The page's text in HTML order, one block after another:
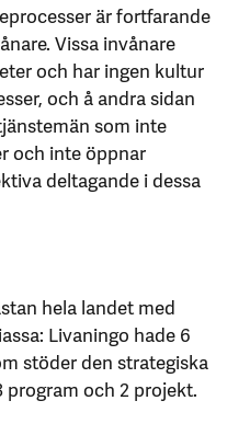
är fortfarande
Vissa invånare
och har ingen kultur
och å andra sidan
som inte
och inte öppnar
deltagande i dessa
hela landet med
Livaningo hade 6
stöder den strategiska
program och 2 projekt.